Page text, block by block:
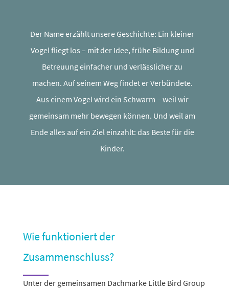
Der Name erzählt unsere Geschichte: Ein kleiner
Vogel fliegt los – mit der Idee, frühe Bildung und
Betreuung einfa­cher und verläss­li­cher zu
machen. Auf seinem Weg findet er Verbündete.
Aus einem Vogel wird ein Schwarm – weil wir
gemeinsam mehr bewegen können. Und weil am
Ende alles auf ein Ziel einzahlt: das Beste für die
Kinder.
Wie funktioniert der
Zusammenschluss?
Unter der gemein­samen Dachmarke Little Bird Group